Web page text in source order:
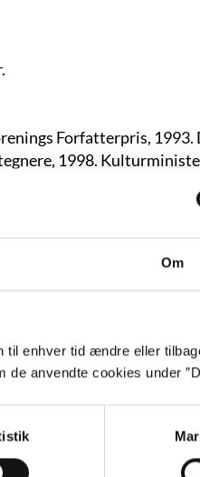
Om
til enhver tid ændre eller
anvendte cookies under
Forfatterpris, 1993.
1998.